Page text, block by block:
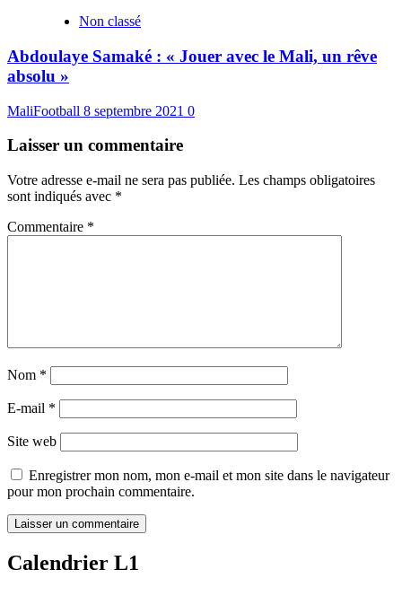
Non classé
Abdoulaye Samaké : « Jouer avec le Mali, un rêve
absolu »
MaliFootball 8 septembre 2021 0
Laisser un commentaire
Votre adresse e-mail ne sera pas publiée. Les champs obligatoires
sont indiqués avec *
Commentaire *
Nom *
E-mail *
Site web
Enregistrer mon nom, mon e-mail et mon site dans le navigateur
pour mon prochain commentaire.
Calendrier L1